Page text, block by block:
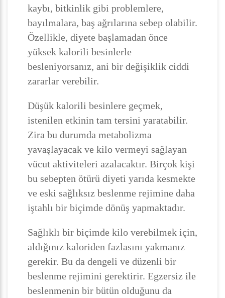
kaybı, bitkinlik gibi problemlere,
bayılmalara, baş ağrılarına sebep olabilir.
Özellikle, diyete başlamadan önce
yüksek kalorili besinlerle
besleniyorsanız, ani bir değişiklik ciddi
zararlar verebilir.
Düşük kalorili besinlere geçmek,
istenilen etkinin tam tersini yaratabilir.
Zira bu durumda metabolizma
yavaşlayacak ve kilo vermeyi sağlayan
vücut aktiviteleri azalacaktır. Birçok kişi
bu sebepten ötürü diyeti yarıda kesmekte
ve eski sağlıksız beslenme rejimine daha
iştahlı bir biçimde dönüş yapmaktadır.
Sağlıklı bir biçimde kilo verebilmek için,
aldığınız kaloriden fazlasını yakmanız
gerekir. Bu da dengeli ve düzenli bir
beslenme rejimini gerektirir. Egzersiz ile
beslenmenin bir bütün olduğunu da